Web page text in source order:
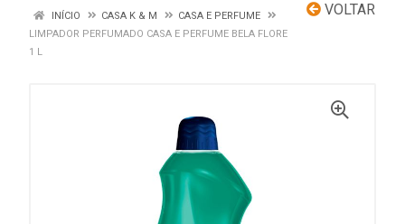
VOLTAR
INÍCIO CASA K & M
CASA E PERFUME
LIMPADOR PERFUMADO CASA E PERFUME BELA FLORE
1 L